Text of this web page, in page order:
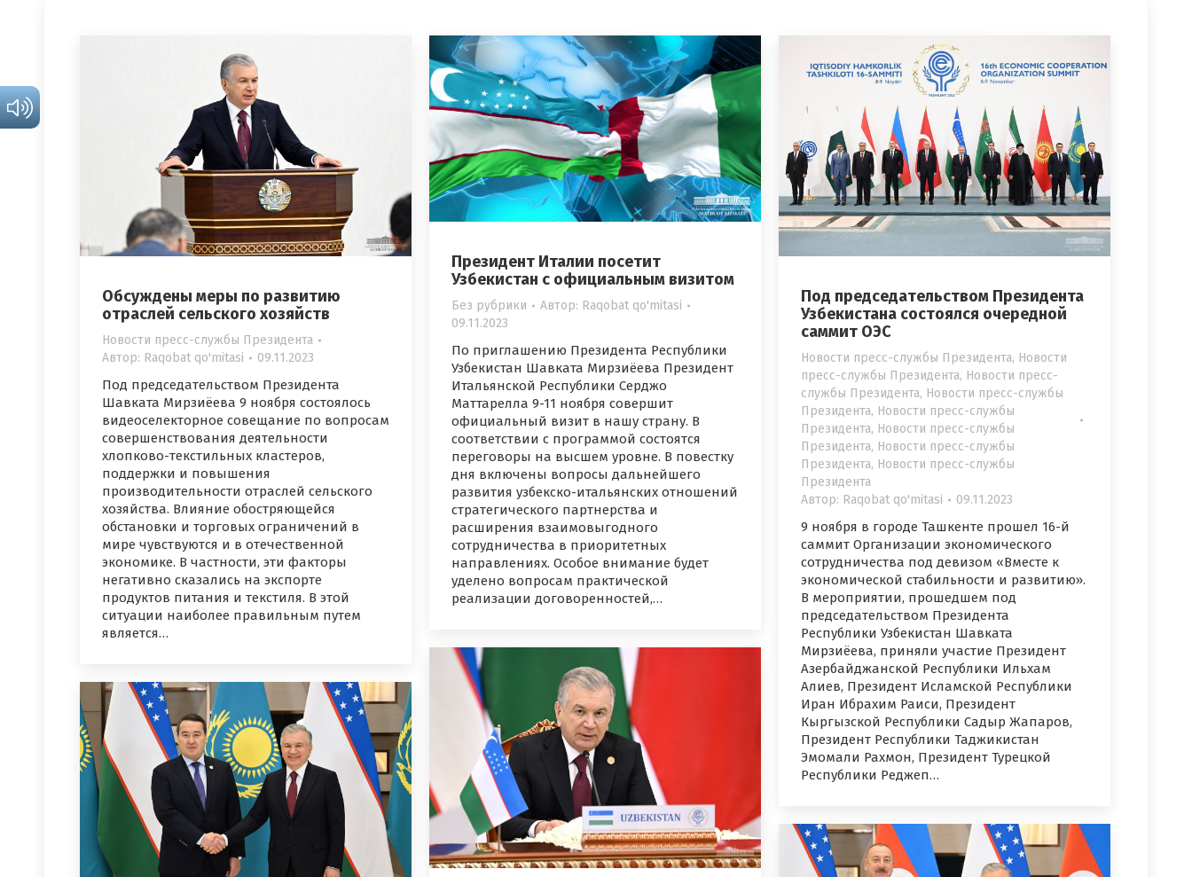
Обсуждены меры по развитию
отраслей сельского хозяйств
Новости пресс-службы Президента
Автор: Raqobat qo'mitasi 09.11.2023
Под председательством Президента
Шавката Мирзиёева 9 ноября состоялось
видеоселекторное совещание по вопросам
совершенствования деятельности
хлопково-текстильных кластеров,
поддержки и повышения
производительности отраслей сельского
хозяйства. Влияние обостряющейся
обстановки и торговых ограничений в
мире чувствуются и в отечественной
экономике. В частности, эти факторы
негативно сказались на экспорте
продуктов питания и текстиля. В этой
ситуации наиболее правильным путем
является…
Президент Италии посетит
Узбекистан с официальным визитом
Без рубрики Автор: Raqobat qo'mitasi
09.11.2023
По приглашению Президента Республики
Узбекистан Шавката Мирзиёева Президент
Итальянской Республики Серджо
Маттарелла 9-11 ноября совершит
официальный визит в нашу страну. В
соответствии с программой состоятся
переговоры на высшем уровне. В повестку
дня включены вопросы дальнейшего
развития узбекско-итальянских отношений
стратегического партнерства и
расширения взаимовыгодного
сотрудничества в приоритетных
направлениях. Особое внимание будет
уделено вопросам практической
реализации договоренностей,…
Под председательством Президента
Узбекистана состоялся очередной
саммит ОЭС
Новости пресс-службы Президента, Новости
пресс-службы Президента, Новости пресс-
службы Президента, Новости пресс-службы
Президента, Новости пресс-службы
Президента, Новости пресс-службы
Президента, Новости пресс-службы
Президента, Новости пресс-службы
Президента
Автор: Raqobat qo'mitasi 09.11.2023
9 ноября в городе Ташкенте прошел 16-й
саммит Организации экономического
сотрудничества под девизом «Вместе к
экономической стабильности и развитию».
В мероприятии, прошедшем под
председательством Президента
Республики Узбекистан Шавката
Мирзиёева, приняли участие Президент
Азербайджанской Республики Ильхам
Алиев, Президент Исламской Республики
Иран Ибрахим Раиси, Президент
Кыргызской Республики Садыр Жапаров,
Президент Республики Таджикистан
Эмомали Рахмон, Президент Турецкой
Республики Реджеп…